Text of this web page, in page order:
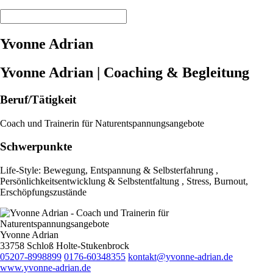
Yvonne Adrian
Yvonne Adrian | Coaching & Begleitung
Beruf/Tätigkeit
Coach und Trainerin für Naturentspannungsangebote
Schwerpunkte
Life-Style: Bewegung, Entspannung & Selbsterfahrung ,
Persönlichkeitsentwicklung & Selbstentfaltung , Stress, Burnout,
Erschöpfungszustände
Yvonne Adrian
33758 Schloß Holte-Stukenbrock
05207-8998899 0176-60348355 kontakt@yvonne-adrian.de
www.yvonne-adrian.de